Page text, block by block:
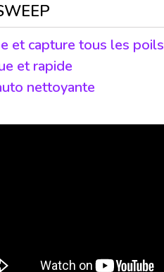
et capture tous les poils
et rapide
nettoyante